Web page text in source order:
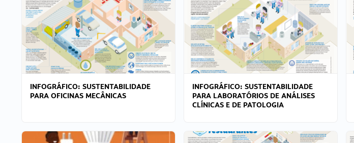
INFOGRÁFICO: SUSTENTABILIDADE
PARA OFICINAS MECÂNICAS
INFOGRÁFICO: SUSTENTABILIDADE
PARA LABORATÓRIOS DE ANÁLISES
CLÍNICAS E DE PATOLOGIA